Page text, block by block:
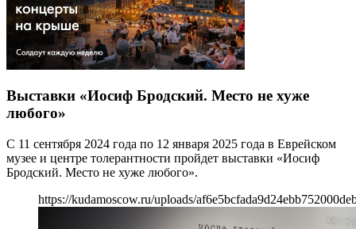
Выставки «Иосиф Бродский. Место не хуже
любого»
С 11 сентября 2024 года по 12 января 2025 года в Еврейском
музее и центре толерантности пройдет выставки «Иосиф
Бродский. Место не хуже любого».
https://kudamoscow.ru/uploads/